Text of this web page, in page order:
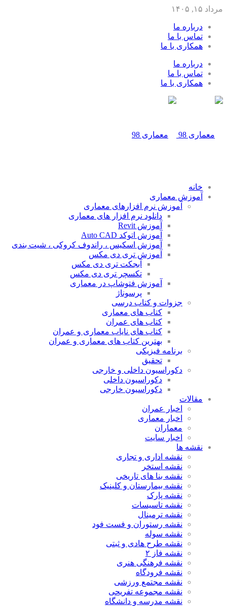
مرداد ۱۵, ۱۴۰۵
درباره ما
تماس با ما
همکاری با ما
درباره ما
تماس با ما
همکاری با ما
خانه
آموزش معماری
آموزش نرم افزارهای معماری
دانلود نرم افزار های معماری
آموزش Revit
آموزش اتوکد Auto CAD
آموزش اسکیس ، راندوف کروکی ، شیت بندی
آموزش تری دی مکس
آبجکت تری دی مکس
تکسچر تری دی مکس
آموزش فتوشاپ در معماری
پرسوناژ
جزوات و کتاب درسی
کتاب های معماری
کتاب های عمران
کتاب های نایاب معماری و عمران
بهترین کتاب های معماری و عمران
برنامه فیزیکی
تحقیق
دکوراسیون داخلی و خارجی
دکوراسیون داخلی
دکوراسیون خارجی
مقالات
اخبار عمران
اخبار معماری
معماران
اخبار سایت
نقشه ها
نقشه اداری و تجاری
نقشه استخر
نقشه بنا های تاریخی
نقشه بیمارستان و کلینیک
نقشه پارک
نقشه تاسیسات
نقشه ترمینال
نقشه رستوران و فست فود
نقشه سوله
نقشه طرح هادی و ثبتی
نقشه فاز ۲
نقشه فرهنگی هنری
نقشه فرودگاه
نقشه مجتمع ورزشی
نقشه مجموعه تفریحی
نقشه مدرسه و دانشگاه